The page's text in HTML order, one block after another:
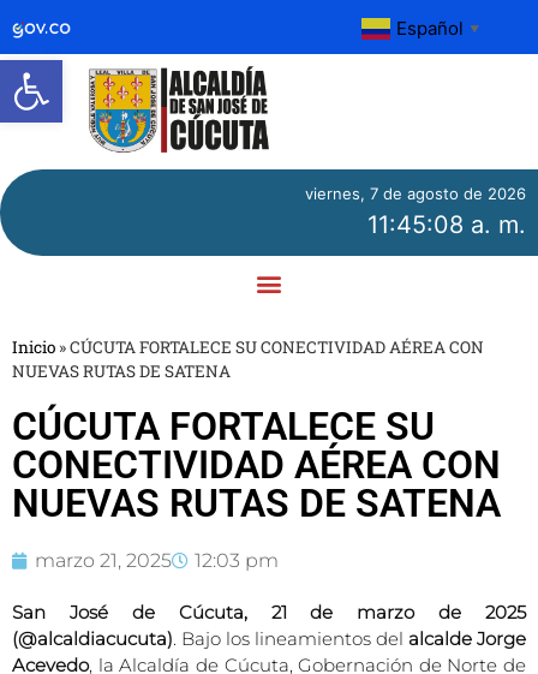
Abrir barra de herramientas
Español ▼
viernes, 7 de agosto de 2026
11:45:09 a. m.
Inicio »CÚCUTA FORTALECE SU CONECTIVIDAD AÉREA CON
NUEVAS RUTAS DE SATENA
CÚCUTA FORTALECE SU
CONECTIVIDAD AÉREA CON
NUEVAS RUTAS DE SATENA
marzo 21, 2025 12:03 pm
San José de Cúcuta, 21 de marzo de 2025
(@alcaldiacucuta). Bajo los lineamientos del alcalde Jorge
Acevedo, la Alcaldía de Cúcuta, Gobernación de Norte de